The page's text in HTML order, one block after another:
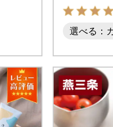
選べる：